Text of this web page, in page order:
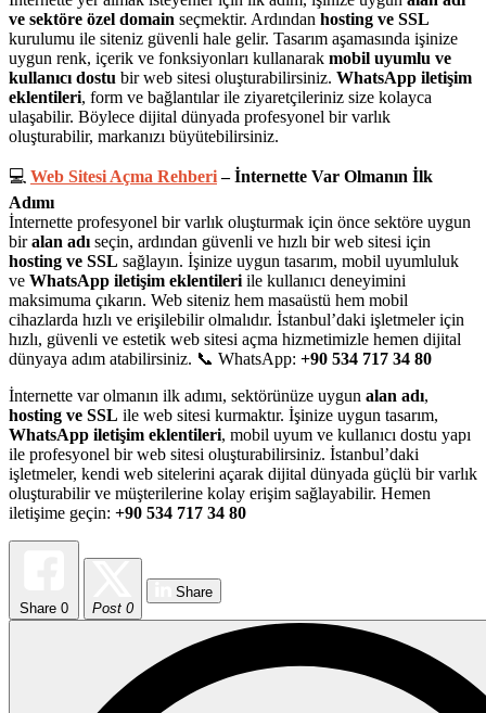
ve sektöre özel domain seçmektir. Ardından hosting ve SSL
kurulumu ile siteniz güvenli hale gelir. Tasarım aşamasında işinize
uygun renk, içerik ve fonksiyonları kullanarak mobil uyumlu ve
kullanıcı dostu bir web sitesi oluşturabilirsiniz. WhatsApp iletişim
eklentileri, form ve bağlantılar ile ziyaretçileriniz size kolayca
ulaşabilir. Böylece dijital dünyada profesyonel bir varlık
oluşturabilir, markanızı büyütebilirsiniz.
💻 Web Sitesi Açma Rehberi– İnternette Var Olmanın İlk
Adımı
İnternette profesyonel bir varlık oluşturmak için önce sektöre uygun
biralan adı seçin, ardından güvenli ve hızlı bir web sitesi için
hosting ve SSL sağlayın. İşinize uygun tasarım, mobil uyumluluk
ve WhatsApp iletişim eklentileri ile kullanıcı deneyimini
maksimuma çıkarın. Web siteniz hem masaüstü hem mobil
cihazlarda hızlı ve erişilebilir olmalıdır. İstanbul’daki işletmeler için
hızlı, güvenli ve estetik web sitesi açma hizmetimizle hemen dijital
dünyaya adım atabilirsiniz. 📞 WhatsApp: +90 534 717 34 80
İnternette var olmanın ilk adımı, sektörünüze uygun alan adı,
hosting ve SSL ile web sitesi kurmaktır. İşinize uygun tasarım,
WhatsApp iletişim eklentileri, mobil uyum ve kullanıcı dostu yapı
ile profesyonel bir web sitesi oluşturabilirsiniz. İstanbul’daki
işletmeler, kendi web sitelerini açarak dijital dünyada güçlü bir varlık
oluşturabilir ve müşterilerine kolay erişim sağlayabilir. Hemen
iletişime geçin: +90 534 717 34 80
Share 0 Post 0
Share